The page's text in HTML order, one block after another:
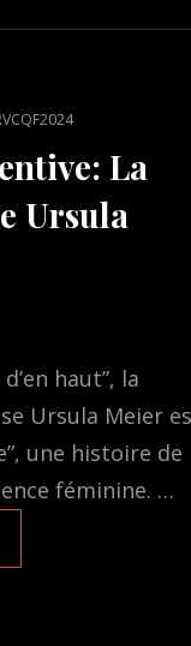
La
Ursula
haut”, la
Ursula Meier
une histoire de
féminine. …